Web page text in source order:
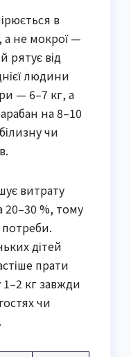
в
а не мокрої —
рятує від
людини
— 6–7 кг, а
на 8–10
чи
витрату
20–30 %, тому
дітей
прати
1–2 кг завжди
чи